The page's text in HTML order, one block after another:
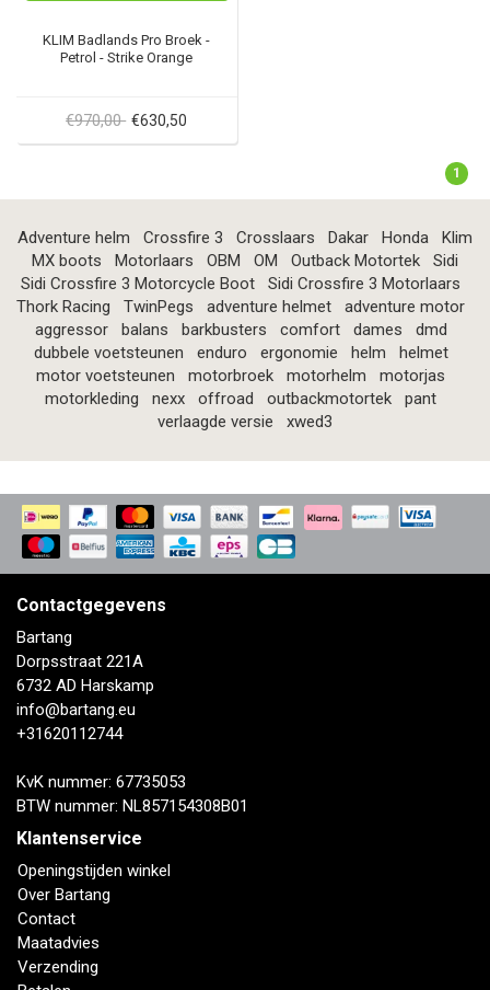
KLIM Badlands Pro Broek -
Petrol - Strike Orange
€970,00 €630,50
1
Adventure helm Crossfire 3 Crosslaars Dakar Honda
Klim
MX boots
Motorlaars OBM OM Outback Motortek
Sidi
Sidi Crossfire 3 Motorcycle Boot
Sidi Crossfire 3 Motorlaars
Thork Racing
TwinPegs adventure helmet
adventure motor
aggressor
balans barkbusters comfort dames
dmd
dubbele voetsteunen
enduro ergonomie helm
helmet
motor voetsteunen
motorbroek motorhelm
motorjas
motorkleding
nexx offroad outbackmotortek
pant
verlaagde versie
xwed3
Contactgegevens
Bartang
Dorpsstraat 221A
6732 AD Harskamp
info@bartang.eu
+31620112744
KvK nummer: 67735053
BTW nummer: NL857154308B01
Klantenservice
Openingstijden winkel
Over Bartang
Contact
Maatadvies
Verzending